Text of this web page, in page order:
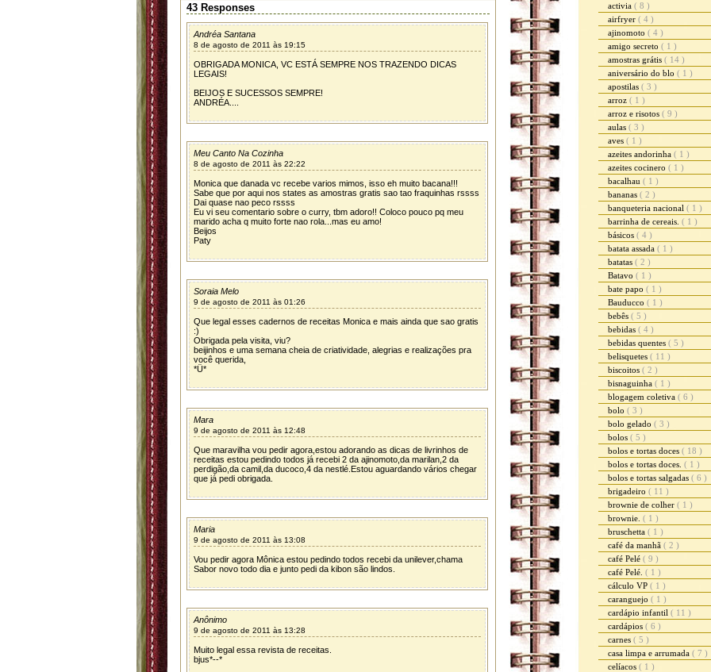
43 Responses
Andréa Santana
8 de agosto de 2011 às 19:15
OBRIGADA MONICA, VC ESTÁ SEMPRE NOS TRAZENDO DICAS
LEGAIS!
BEIJOS E SUCESSOS SEMPRE!
ANDRÉA....
Meu Canto Na Cozinha
8 de agosto de 2011 às 22:22
Monica que danada vc recebe varios mimos, isso eh muito bacana!!!
Sabe que por aqui nos states as amostras gratis sao tao fraquinhas rssss
Dai quase nao peco rssss
Eu vi seu comentario sobre o curry, tbm adoro!! Coloco pouco pq meu
marido acha q muito forte nao rola...mas eu amo!
Beijos
Paty
Soraia Melo
9 de agosto de 2011 às 01:26
Que legal esses cadernos de receitas Monica e mais ainda que sao gratis
:)
Obrigada pela visita, viu?
beijinhos e uma semana cheia de criatividade, alegrias e realizações pra
você querida,
*Ü*
Mara
9 de agosto de 2011 às 12:48
Que maravilha vou pedir agora,estou adorando as dicas de livrinhos de
receitas estou pedindo todos já recebi 2 da ajinomoto,da marilan,2 da
perdigão,da camil,da ducoco,4 da nestlé.Estou aguardando vários chegar
que já pedi obrigada.
Maria
9 de agosto de 2011 às 13:08
Vou pedir agora Mônica estou pedindo todos recebi da unilever,chama
Sabor novo todo dia e junto pedi da kibon são lindos.
Anônimo
9 de agosto de 2011 às 13:28
Muito legal essa revista de receitas.
bjus*--*
activia ( 8 )
airfryer ( 4 )
ajinomoto ( 4 )
amigo secreto ( 1 )
amostras grátis ( 14 )
aniversário do blo ( 1 )
apostilas ( 3 )
arroz ( 1 )
arroz e risotos ( 9 )
aulas ( 3 )
aves ( 1 )
azeites andorinha ( 1 )
azeites cocinero ( 1 )
bacalhau ( 1 )
bananas ( 2 )
banqueteria nacional ( 1 )
barrinha de cereais. ( 1 )
básicos ( 4 )
batata assada ( 1 )
batatas ( 2 )
Batavo ( 1 )
bate papo ( 1 )
Bauducco ( 1 )
bebês ( 5 )
bebidas ( 4 )
bebidas quentes ( 5 )
belisquetes ( 11 )
biscoitos ( 2 )
bisnaguinha ( 1 )
blogagem coletiva ( 6 )
bolo ( 3 )
bolo gelado ( 3 )
bolos ( 5 )
bolos e tortas doces ( 18 )
bolos e tortas doces. ( 1 )
bolos e tortas salgadas ( 6 )
brigadeiro ( 11 )
brownie de colher ( 1 )
brownie. ( 1 )
bruschetta ( 1 )
café da manhã ( 2 )
café Pelé ( 9 )
café Pelé. ( 1 )
cálculo VP ( 1 )
caranguejo ( 1 )
cardápio infantil ( 11 )
cardápios ( 6 )
carnes ( 5 )
casa limpa e arrumada ( 7 )
celíacos ( 1 )